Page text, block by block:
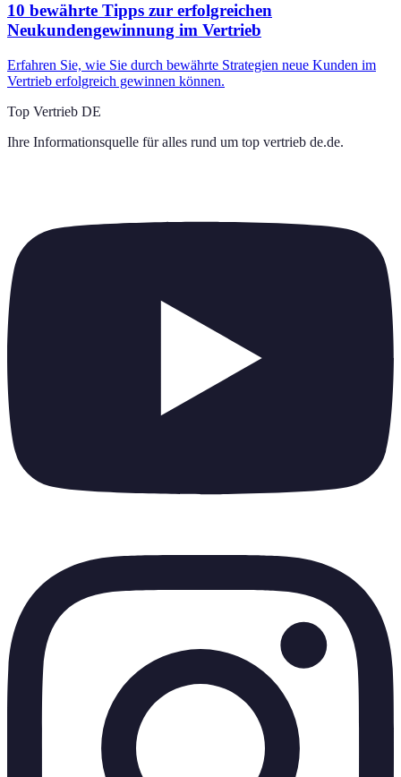
10 bewährte Tipps zur erfolgreichen
Neukundengewinnung im Vertrieb
Erfahren Sie, wie Sie durch bewährte Strategien neue Kunden im
Vertrieb erfolgreich gewinnen können.
Top Vertrieb DE
Ihre Informationsquelle für alles rund um top vertrieb de.de.